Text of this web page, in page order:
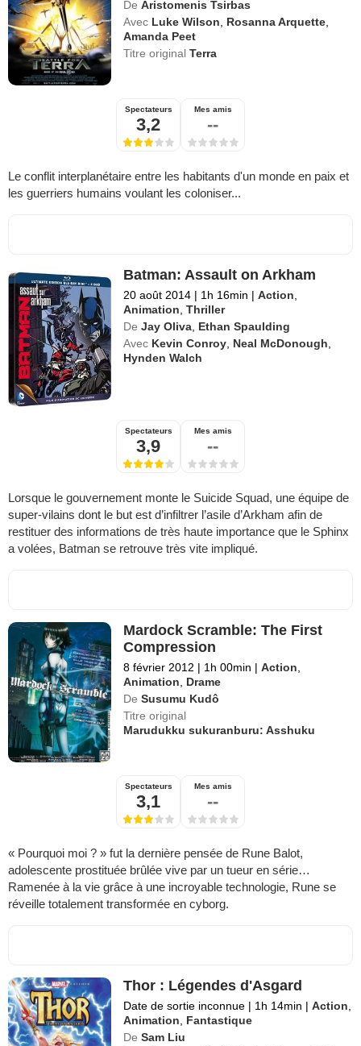
De Aristomenis Tsirbas
Avec Luke Wilson Rosanna Arquette
Amanda Peet
Titre originalTerra
Spectateurs
3,2
Mes amis
--
Le conflit interplanétaire entre les habitants d'un monde en paix et
les guerriers humains voulant les coloniser...
Batman: Assault on Arkham
20 août 2014 | 1h 16min | Action
Animation ,Thriller
De Jay Oliva Ethan Spaulding
Avec Kevin Conroy Neal McDonough
Hynden Walch
Spectateurs
3,9
Mes amis
--
Lorsque le gouvernement monte le Suicide Squad, une équipe de
super-vilains dont le but est d’infiltrer l’asile d’Arkham afin de
restituer des informations de très haute importance que le Sphinx
a volées, Batman se retrouve très vite impliqué.
Mardock Scramble: The First
Compression
8 février 2012 | 1h 00min | Action
Animation
Drame
De Susumu Kudô
Titre original
Marudukku sukuranburu: Asshuku
Spectateurs
3,1
Mes amis
--
« Pourquoi moi ? » fut la dernière pensée de Rune Balot,
adolescente prostituée brûlée vive par un tueur en série…
Ramenée à la vie grâce à une incroyable technologie, Rune se
réveille totalement transformée en cyborg.
Thor : Légendes d'Asgard
Date de sortie inconnue | 1h 14min | Action
Animation
Fantastique
De Sam Liu